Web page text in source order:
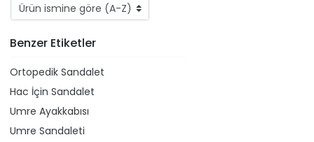
Benzer Etiketler
Ortopedik Sandalet
Hac İçin Sandalet
Umre Ayakkabısı
Umre Sandaleti